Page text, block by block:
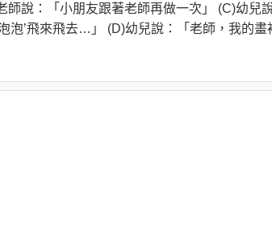
說：「小朋友跟著老師再做一次」 (C)幼兒
泡’飛來飛去…」 (D)幼兒說：「老師，我的畫